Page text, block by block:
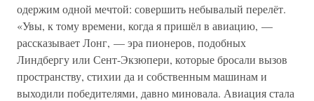
одержим одной мечтой: совершить небывалый перелёт.
«Увы, к тому времени, когда я пришёл в авиацию, —
рассказывает Лонг, — эра пионеров, подобных
Линдбергу или Сент-Экзюпери, которые бросали вызов
пространству, стихии да и собственным машинам и
выходили победителями, давно миновала. Авиация стала